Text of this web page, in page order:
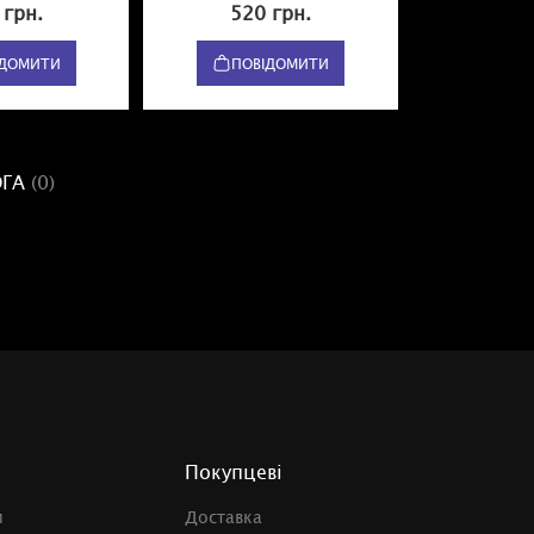
520 грн.
ПОВІДОМИТИ
(0)
Покупцеві
Доставка